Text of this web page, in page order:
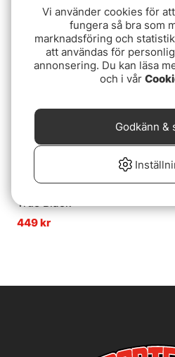
549 kr
Slutsåld
True Black
449 kr
Vi använder cookies för
fungera så bra som
marknadsföring och
att användas för
annonsering. Du kan läsa
och i vår
Godkänn &